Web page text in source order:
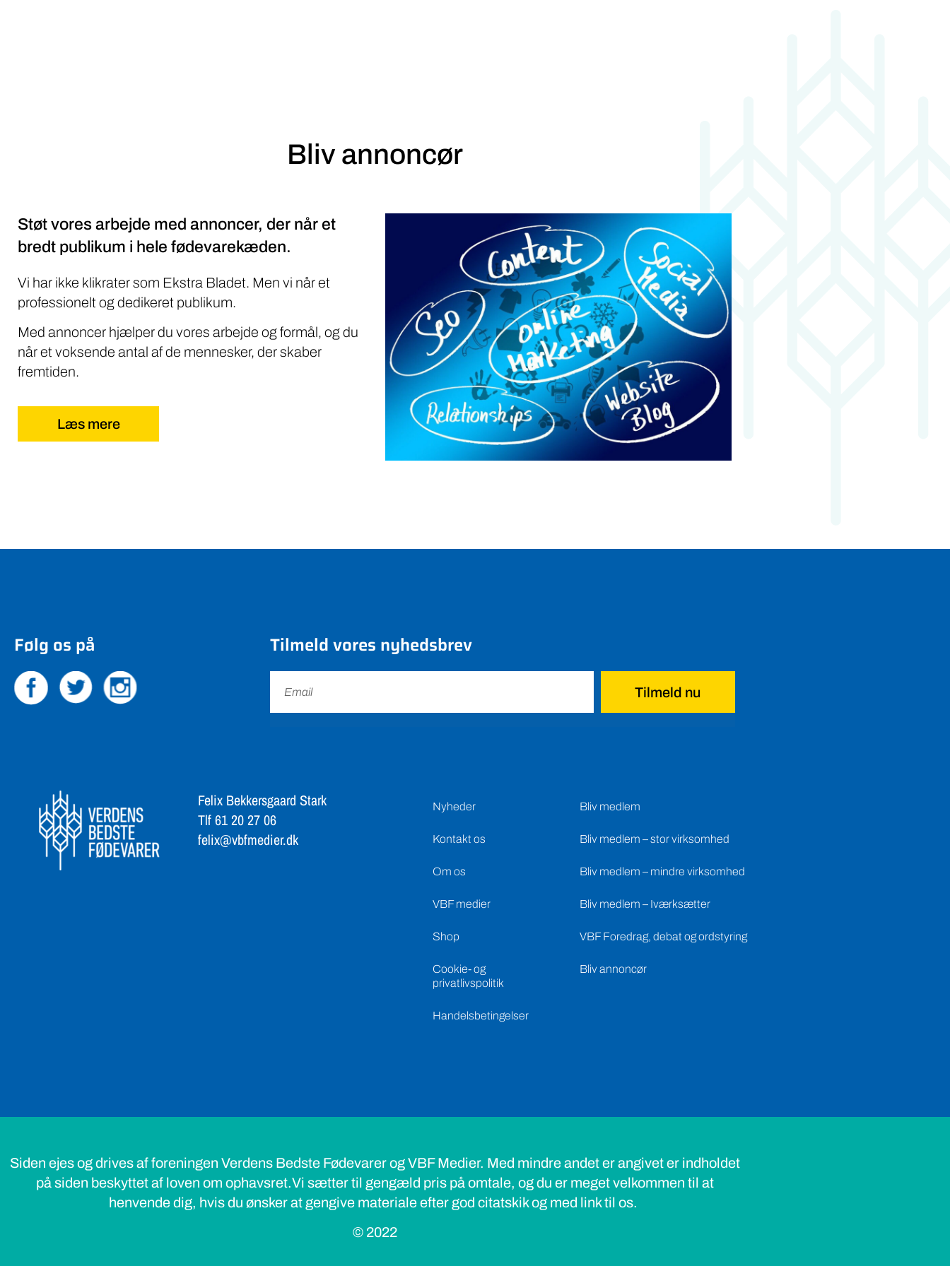
Bliv annoncør
Støt vores arbejde med annoncer, der når et
bredt publikum i hele fødevarekæden.
Vi har ikke klikrater som Ekstra Bladet. Men vi når et
professionelt og dedikeret publikum.
Med annoncer hjælper du vores arbejde og formål, og du
når et voksende antal af de mennesker, der skaber
fremtiden.
Læs mere
Følg os på Tilmeld vores nyhedsbrev
Tilmeld nu
Felix Bekkersgaard Stark
Tlf 61 20 27 06
felix@vbfmedier.dk
Nyheder
Kontakt os
Om os
VBF medier
Shop
Cookie- og
privatlivspolitik
Handelsbetingelser
Bliv medlem
Bliv medlem – stor virksomhed
Bliv medlem – mindre virksomhed
Bliv medlem – Iværksætter
VBF Foredrag, debat og ordstyring
Bliv annoncør
Siden ejes og drives af foreningen Verdens Bedste Fødevarer og VBF Medier. Med mindre andet er angivet er indholdet
på siden beskyttet af loven om ophavsret.Vi sætter til gengæld pris på omtale, og du er meget velkommen til at
henvende dig, hvis du ønsker at gengive materiale efter god citatskik og med link til os.
© 2022